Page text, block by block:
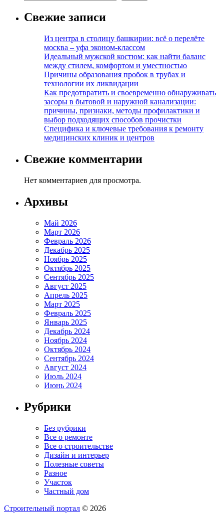
Свежие записи
Из центра в столицу башкирии: всё о перелёте
москва – уфа эконом-классом
Идеальный мужской костюм: как найти баланс
между стилем, комфортом и уместностью
Причины образования пробок в трубах и
технологии их ликвидации
Как предотвратить и своевременно обнаруживать
засоры в бытовой и наружной канализации:
причины, признаки, методы профилактики и
выбор подходящих способов прочистки
Специфика и ключевые требования к ремонту
медицинских клиник и центров
Свежие комментарии
Нет комментариев для просмотра.
Архивы
Май 2026
Март 2026
Февраль 2026
Декабрь 2025
Ноябрь 2025
Октябрь 2025
Сентябрь 2025
Август 2025
Апрель 2025
Март 2025
Февраль 2025
Январь 2025
Декабрь 2024
Ноябрь 2024
Октябрь 2024
Сентябрь 2024
Август 2024
Июль 2024
Июнь 2024
Рубрики
Без рубрики
Все о ремонте
Все о строительстве
Дизайн и интерьер
Полезные советы
Разное
Участок
Частный дом
Строительный портал © 2026